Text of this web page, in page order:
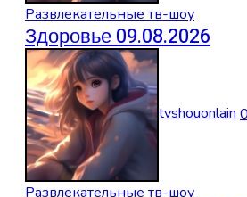
Развлекательные тв-шоу
Здоровье 09.08.2026
tvshouonlain
Развлекательные тв-шоу